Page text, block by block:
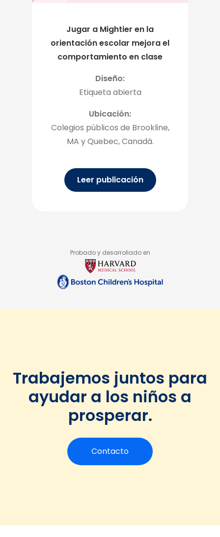
Jugar a Mightier en la
orientación escolar mejora el
comportamiento en clase
Diseño:
Etiqueta abierta
Ubicación:
Colegios públicos de Brookline,
MA y Quebec, Canadá.
Leer publicación
Probado y desarrollado en
Trabajemos juntos para
ayudar a los niños a
prosperar.
Contacto